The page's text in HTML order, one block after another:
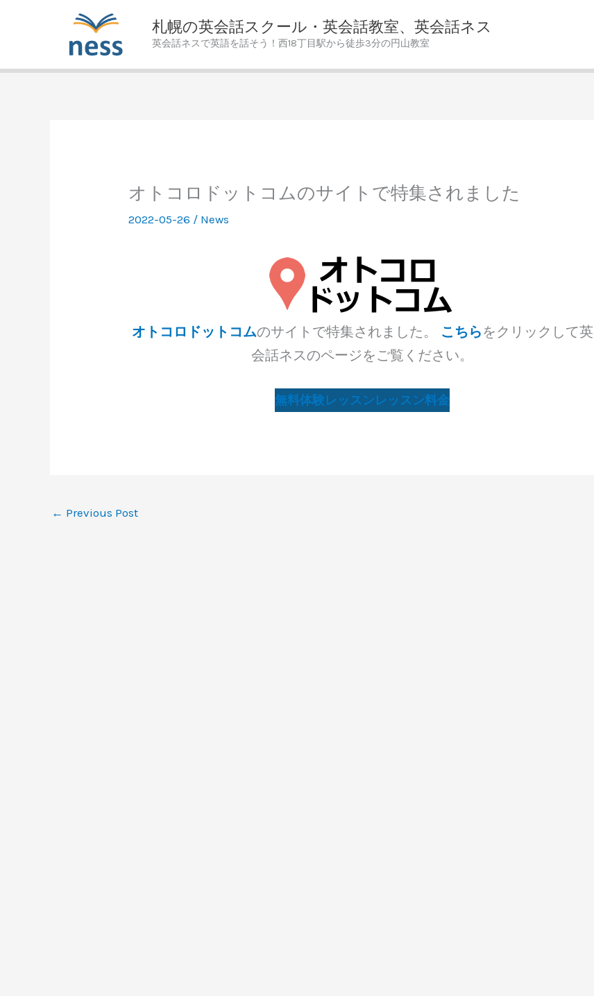
札幌の英会話スクール・英会話教室、英会話ネス
英会話ネスで英語を話そう！西18丁目駅から徒歩3分の円山教室
オトコロドットコムのサイトで特集されました
2022-05-26 / News
オトコロドットコムのサイトで特集されました。 こちらをクリックして英
会話ネスのページをご覧ください。
無料体験レッスンレッスン料金
← Previous Post